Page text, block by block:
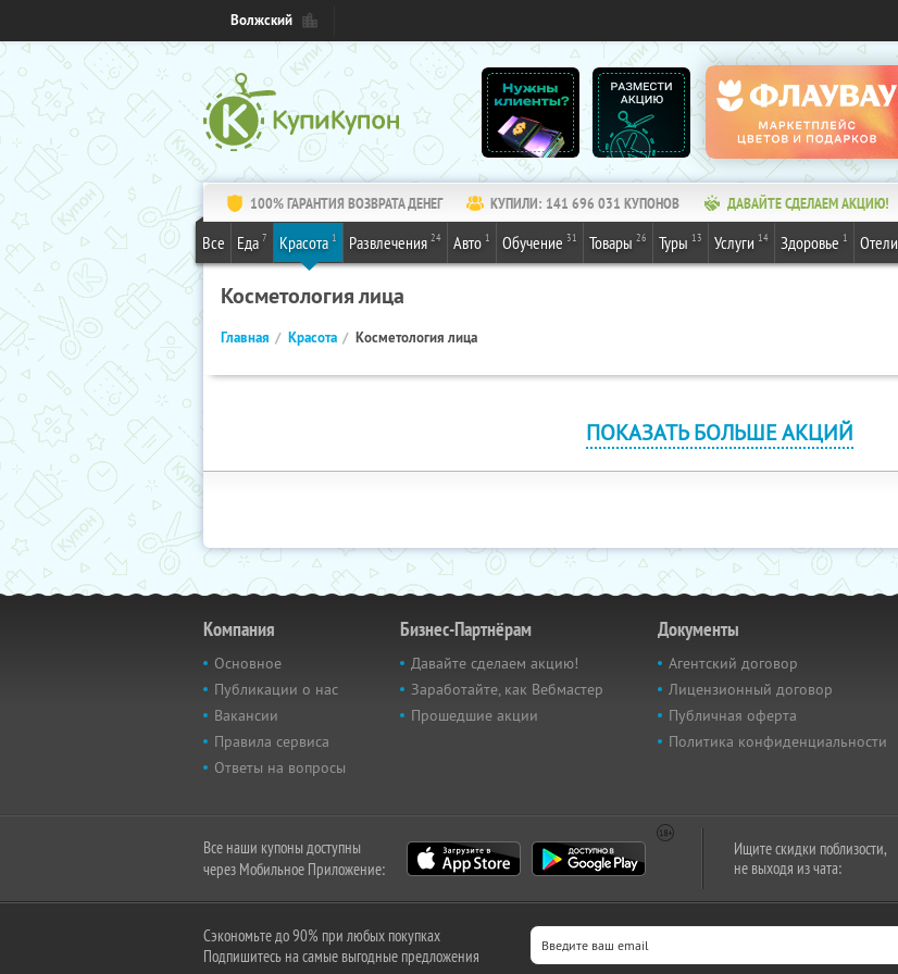
Волжский
100% ГАРАНТИЯ ВОЗВРАТА ДЕНЕГ КУПИЛИ: 141 696 031 КУПОНОВ ДАВАЙТЕ СДЕЛАЕМ АКЦИЮ!
Все Еда 7 Красота 1 Развлечения 24 Авто 1 Обучение 31 Товары 26 Туры 13 Услуги 14 Здоровье 1 Отели
Косметология лица
Главная Красота Косметология лица
ПОКАЗАТЬ БОЛЬШЕ АКЦИЙ
Компания
Основное
Публикации о нас
Вакансии
Правила сервиса
Ответы на вопросы
Бизнес-Партнёрам
Давайте сделаем акцию!
Заработайте, как Вебмастер
Прошедшие акции
Документы
Агентский договор
Лицензионный договор
Публичная оферта
Политика конфиденциальности
Все наши купоны доступны
через Мобильное Приложение:
Ищите скидки поблизости,
не выходя из чата:
Сэкономьте до 90% при любых покупках
Подпишитесь на самые выгодные предложения